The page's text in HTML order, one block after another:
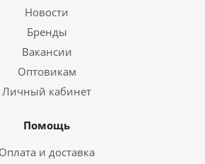
Новости
Бренды
Вакансии
Оптовикам
Личный кабинет
Помощь
Оплата и доставка